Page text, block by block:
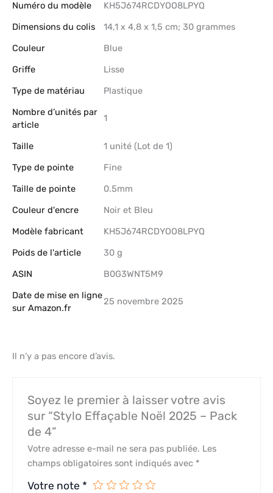
Numéro du modèle
‎KH5J674RCDYOO8LPYQ
Dimensions du colis
‎14,1 x 4,8 x 1,5 cm; 30 grammes
Couleur
‎Blue
Griffe
‎Lisse
Type de matériau
‎Plastique
Nombre d’unités par
article
‎1
Taille
‎1 unité (Lot de 1)
Type de pointe
‎Fine
Taille de pointe
‎0.5mm
Couleur d'encre
‎Noir et Bleu
Modèle fabricant
‎KH5J674RCDYOO8LPYQ
Poids de l'article
‎30 g
ASIN
B0G3WNT5M9
Date de mise en ligne
sur Amazon.fr
25 novembre 2025
Il n’y a pas encore d’avis.
Soyez le premier à laisser votre avis
sur “Stylo Effaçable Noël 2025 – Pack
de 4”
Votre adresse e-mail ne sera pas publiée. Les
champs obligatoires sont indiqués avec *
Votre note *